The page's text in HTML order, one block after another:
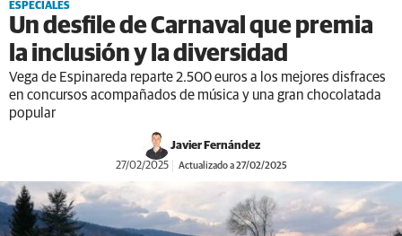
ESPECIALES
Un desfile de Carnaval que premia
la inclusión y la diversidad
Vega de Espinareda reparte 2.500 euros a los mejores disfraces
en concursos acompañados de música y una gran chocolatada
popular
Javier Fernández
27/02/2025 Actualizado a 27/02/2025